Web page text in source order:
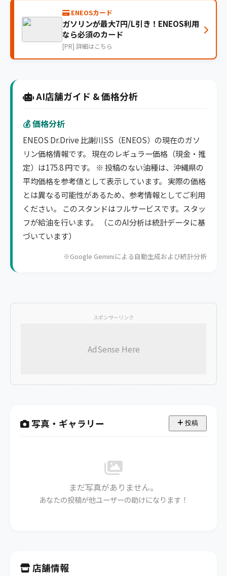
ENEOSカード
ガソリンが最大7円/L引き！ENEOS利用
なら必須のカード
[PR] 詳細はこちら
AI店舗ガイド & 価格分析
💰 価格分析
ENEOS Dr.Drive 比謝川SS（ENEOS）の現在のガソ
リン価格情報です。 現在のレギュラー価格（現金・推
定）は175.8 円です。 ※ 投稿のない油種は、沖縄県の
平均価格を参考値として表示しています。 実際の価格
とは異なる可能性があるため、参考情報としてご利用
ください。 このスタンドはフルサービスです。スタッ
フが給油を行います。 （このAI分析は統計データに基
づいています）
※Google Geminiによる自動生成および統計分析
スポンサーリンク
AdSense Here
写真・ギャラリー 投稿
まだ写真がありません。
あなたの投稿が他ユーザーの助けになります！
店舗情報